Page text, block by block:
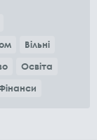
Вільні
Освіта